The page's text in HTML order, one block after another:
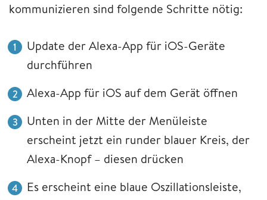
kommunizieren sind folgende Schritte nötig:
Update der Alexa-App für iOS-Geräte
durchführen
Alexa-App für iOS auf dem Gerät öffnen
Unten in der Mitte der Menüleiste
erscheint jetzt ein runder blauer Kreis, der
Alexa-Knopf – diesen drücken
Es erscheint eine blaue Oszillationsleiste,